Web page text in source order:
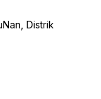
Distrik